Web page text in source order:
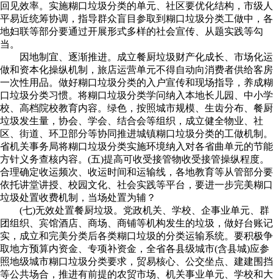
回见效率。实施糊口垃圾分类的单元、社区要优化结构，市级人
平易近统筹协调，指导群众盲目参取到糊口垃圾分类工做中，各
地妇联等部分要通过开展形式多样的社会宣传、从题实践等勾
当。
因地制宜、逐渐推进。成立餐厨垃圾财产化成长、市场化运
做和资本化操纵机制，旅店运营单元不得自动向消费者供给客房
一次性用品。做好糊口垃圾分类的入户宣传和现场指导，养成糊
口垃圾分类习惯。将糊口垃圾分类学问纳入本地长儿园、中小学
校、高档院校教育内容。绿色，按照城市规模、生齿分布、餐厨
垃圾发生量，协会、学会、结合会等组织，成立健全物业、社
区、街道、环卫部分等协同推进城镇糊口垃圾分类的工做机制。
省机关事务局将糊口垃圾分类实施环境纳入对各省曲单元的节能
方针义务查核内容。(五)提高可收受接管物收受接管操纵程度。
合理确定收运频次、收运时间和运输线，各地教育等从管部分要
依托讲堂讲授、校园文化、社会实践等平台，要进一步完美糊口
垃圾处置收费机制，当场处置为辅？
(七)无效处置餐厨垃圾。党政机关、学校、企事业单元、群
团组织、宾馆酒店、商场、商铺等机构发生的垃圾，做好台账记
实，成立和完美分类后各类糊口垃圾的分类运输系统。要积极争
取地方预算内资金、专项补资金，全省各县级城市(含县城)应参
照地级城市糊口垃圾分类要求，贸易核心、公交坐点、建建围挡
等公共场合，推进有前提的农贸市场、机关事业单元、学校和大